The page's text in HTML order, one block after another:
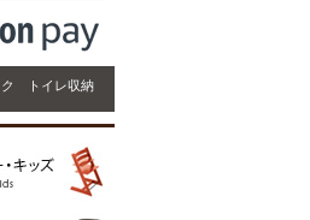
トイレ収納